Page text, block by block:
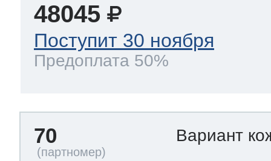
48045
Поступит 30 ноября
Предоплата 50%
70 Вариант